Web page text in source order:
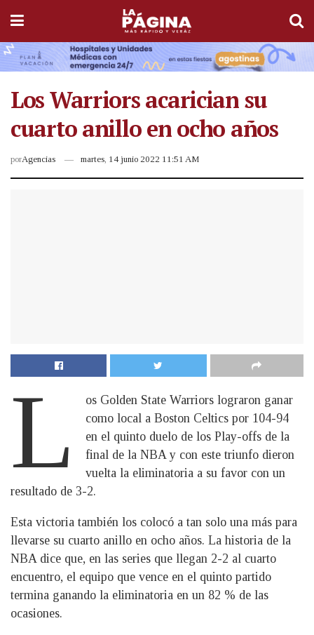
Los Warriors acarician su
cuarto anillo en ocho años
porAgencias martes, 14 junio 2022 11:51 AM
L
os Golden State Warriors lograron ganar
como local a Boston Celtics por 104-94
en el quinto duelo de los Play-offs de la
final de la NBA y con este triunfo dieron
vuelta la eliminatoria a su favor con un
resultado de 3-2.
Esta victoria también los colocó a tan solo una más para
llevarse su cuarto anillo en ocho años. La historia de la
NBA dice que, en las series que llegan 2-2 al cuarto
encuentro, el equipo que vence en el quinto partido
termina ganando la eliminatoria en un 82 % de las
ocasiones.